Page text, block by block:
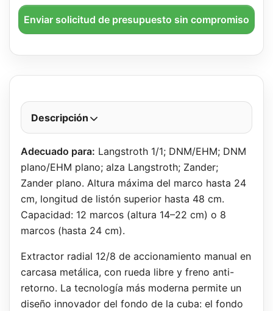
Enviar solicitud de presupuesto sin compromiso
Descripción
Adecuado para: Langstroth 1/1; DNM/EHM; DNM
plano/EHM plano; alza Langstroth; Zander;
Zander plano. Altura máxima del marco hasta 24
cm, longitud de listón superior hasta 48 cm.
Capacidad: 12 marcos (altura 14–22 cm) o 8
marcos (hasta 24 cm).
Extractor radial 12/8 de accionamiento manual en
carcasa metálica, con rueda libre y freno anti-
retorno. La tecnología más moderna permite un
diseño innovador del fondo de la cuba: el fondo